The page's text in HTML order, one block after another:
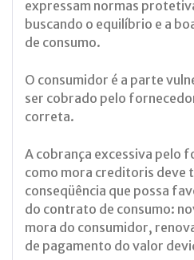
expressam normas
buscando o equilíbrio e a
de consumo.
O consumidor é a parte
ser cobrado pelo
correta.
A cobrança excessiva pelo
como mora creditoris deve
conseqüência que possa
do contrato de consumo:
mora do consumidor,
de pagamento do valor